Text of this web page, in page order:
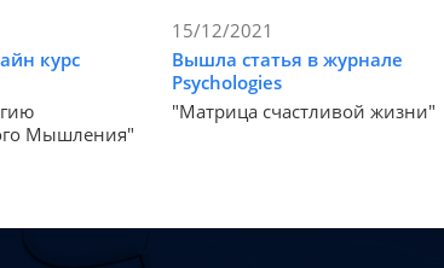
курс
Мышления"
15/12/2021
Вышла статья в журнале
Psychologies
"Матрица счастливой жизни"